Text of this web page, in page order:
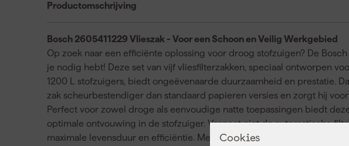
Cookies
Productomschrijving
Bosch 2605411229 Vlieszak - Voor een Schoon en Veilig Werkgebied
Op zoek naar een efficiënte oplossing voor droog stofzuigen? De
je nodig hebt! Deze set van vijf vliesfilterzakken, speciaal ontworpen
1200 L stofzuigers, biedt ongeëvenaarde duurzaamheid en prestatie.
zak scheurbestendiger dan standaard papieren versies en zorgt hij
Perfect voor zowel droge als eenvoudige natte toepassingen biedt
optimale ontvouwing in de stofzuiger. Vergeet niet de automatische
maximale levensduur en efficiëntie. Met de Bosch vlieszak houd je je